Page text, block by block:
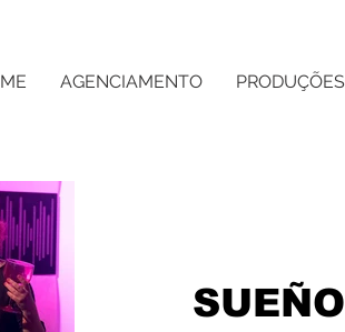
SUEÑO
AGENCIAMENTO PRODUÇÕES